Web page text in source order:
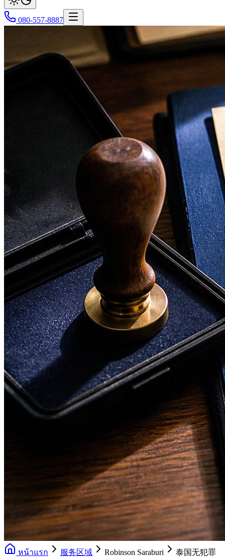
080-557-8887
หน้าแรก 服务区域 Robinson Saraburi
泰国无犯罪